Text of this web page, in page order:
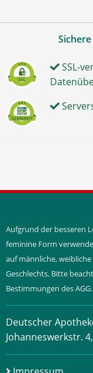
SSL-
Aufgrund der besseren
feminine Form
auf männliche,
Geschlechts. Bitte
Bestimmungen des AGG.
Deutscher
Johanneswerkstr.